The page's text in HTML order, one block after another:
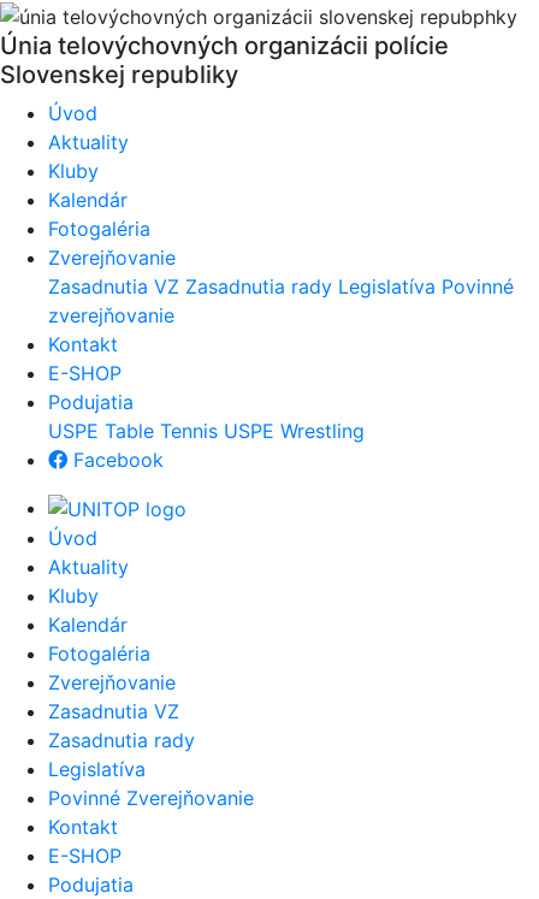
Únia telovýchovných organizácii polície
Slovenskej republiky
Úvod
Aktuality
Kluby
Kalendár
Fotogaléria
Zverejňovanie
Zasadnutia VZ Zasadnutia rady Legislatíva Povinné
zverejňovanie
Kontakt
E-SHOP
Podujatia
USPE Table Tennis USPE Wrestling
Facebook
Úvod
Aktuality
Kluby
Kalendár
Fotogaléria
Zverejňovanie
Zasadnutia VZ
Zasadnutia rady
Legislatíva
Povinné Zverejňovanie
Kontakt
E-SHOP
Podujatia